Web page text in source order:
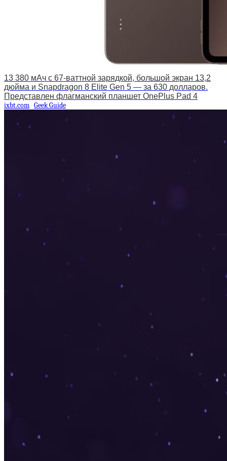
13 380 мАч с 67-ваттной зарядкой, большой экран 13,2
дюйма и Snapdragon 8 Elite Gen 5 — за 630 долларов.
Представлен флагманский планшет OnePlus Pad 4
ixbt.com Geek Guide